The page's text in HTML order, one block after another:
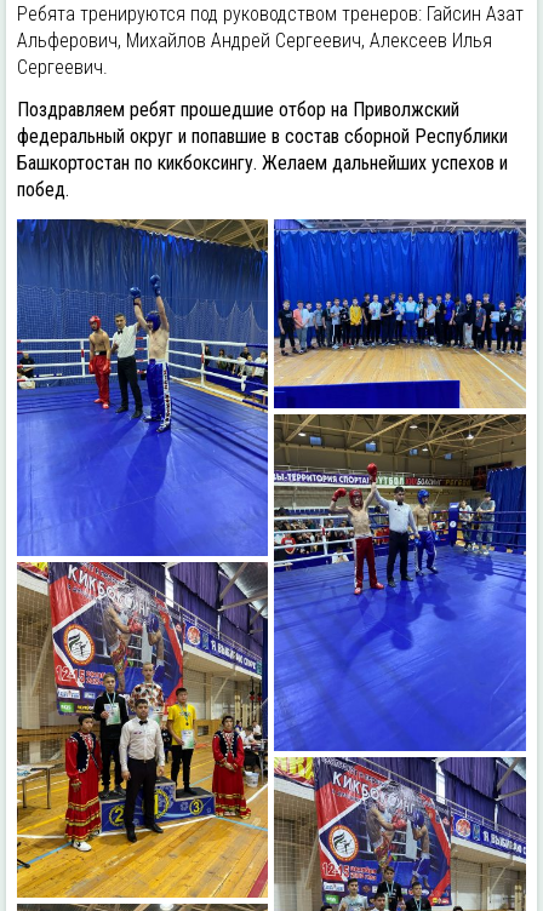
Ребята тренируются под руководством тренеров: Гайсин Азат
Альферович, Михайлов Андрей Сергеевич, Алексеев Илья
Сергеевич.
Поздравляем ребят прошедшие отбор на Приволжский
федеральный округ и попавшие в состав сборной Республики
Башкортостан по кикбоксингу. Желаем дальнейших успехов и
побед.